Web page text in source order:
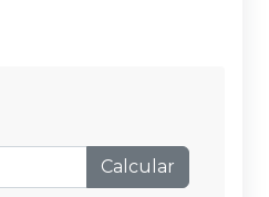
Calcular